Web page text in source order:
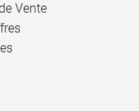
Vente